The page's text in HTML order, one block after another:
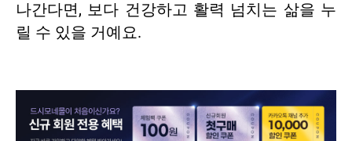
나간다면, 보다 건강하고 활력 넘치는 삶을 누
릴 수 있을 거예요.